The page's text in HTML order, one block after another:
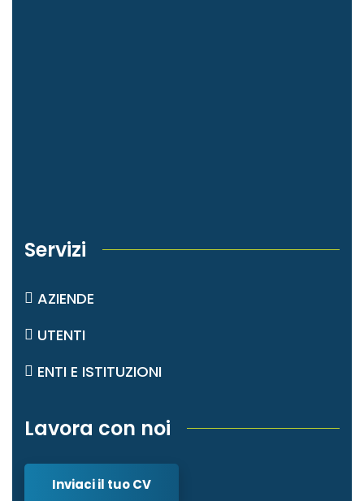
Servizi
AZIENDE
UTENTI
ENTI E ISTITUZIONI
Lavora con noi
Inviaci il tuo CV